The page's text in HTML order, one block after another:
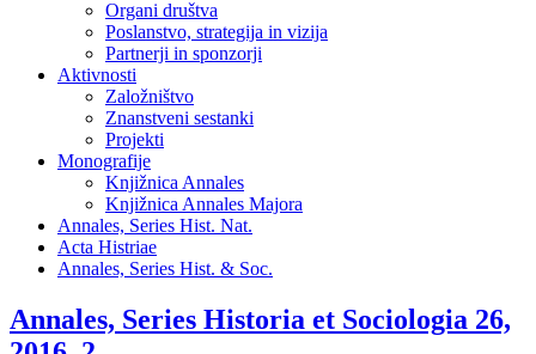
Organi društva
Poslanstvo, strategija in vizija
Partnerji in sponzorji
Aktivnosti
Založništvo
Znanstveni sestanki
Projekti
Monografije
Knjižnica Annales
Knjižnica Annales Majora
Annales, Series Hist. Nat.
Acta Histriae
Annales, Series Hist. & Soc.
Annales, Series Historia et Sociologia 26,